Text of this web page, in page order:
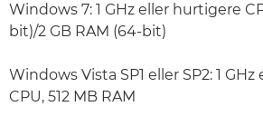
Windows 7: 1 GHz eller hurtigere
bit)/2 GB RAM (64-bit)
Windows Vista SP1 eller SP2: 1
CPU, 512 MB RAM